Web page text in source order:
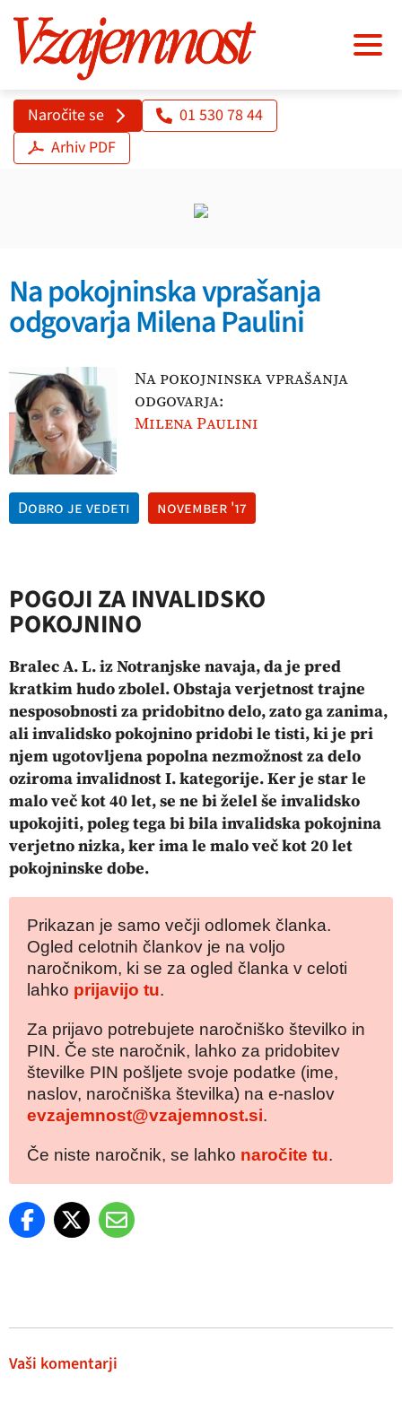
Naročite se
01 530 78 44
Arhiv PDF
Na pokojninska vprašanja
odgovarja Milena Paulini
Na pokojninska vprašanja
odgovarja:
Milena Paulini
Dobro je vedeti november '17
POGOJI ZA INVALIDSKO
POKOJNINO
Bralec A. L. iz Notranjske navaja, da je pred
kratkim hudo zbolel. Obstaja verjetnost trajne
nesposobnosti za pridobitno delo, zato ga zanima,
ali invalidsko pokojnino pridobi le tisti, ki je pri
njem ugotovljena popolna nezmožnost za delo
oziroma invalidnost I. kategorije. Ker je star le
malo več kot 40 let, se ne bi želel še invalidsko
upokojiti, poleg tega bi bila invalidska pokojnina
verjetno nizka, ker ima le malo več kot 20 let
pokojninske dobe.
Prikazan je samo večji odlomek članka.
Ogled celotnih člankov je na voljo
naročnikom, ki se za ogled članka v celoti
lahko prijavijo tu.
Za prijavo potrebujete naročniško številko in
PIN. Če ste naročnik, lahko za pridobitev
številke PIN pošljete svoje podatke (ime,
naslov, naročniška številka) na e-naslov
evzajemnost@vzajemnost.si.
Če niste naročnik, se lahko naročite tu.
Vaši komentarji